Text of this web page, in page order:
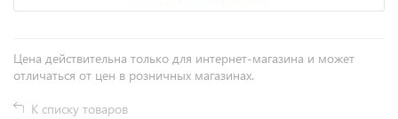
Цена действительна только для интернет-магазина и может
отличаться от цен в розничных магазинах.
К списку товаров